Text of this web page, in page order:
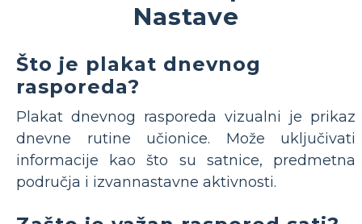
Nastave
Što je plakat dnevnog
rasporeda?
Plakat dnevnog rasporeda vizualni je prikaz
dnevne rutine učionice. Može uključivati
informacije kao što su satnice, predmetna
područja i izvannastavne aktivnosti.